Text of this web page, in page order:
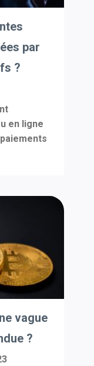
par
?
en ligne
vague
?